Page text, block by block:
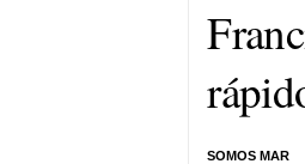
SOMOS MAR